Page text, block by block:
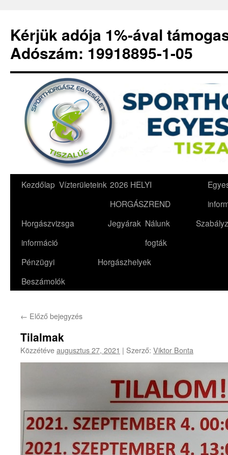
Kérjük adója 1%-ával
Adószám: 19918895-1-05
Kilépés
tartalomba
Kezdőlap Vízterületeink 2026 HELYI
HORGÁSZREND
Horgászvizsga
információ
Jegyárak Nálunk
fogták
Pénzügyi
Beszámolók
Horgászhelyek
← Előző bejegyzés
Tilalmak
Közzétéveaugusztus 27, 2021 | Szerző: Viktor Bonta